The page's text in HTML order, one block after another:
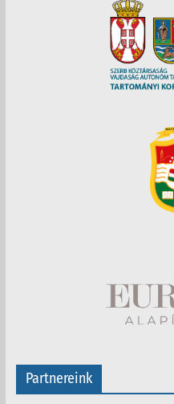
Partnereink